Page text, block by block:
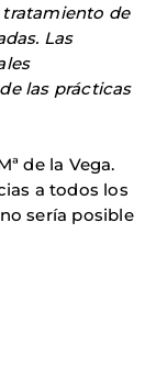
de
Las
las prácticas
de la Vega.
a todos los
sería posible